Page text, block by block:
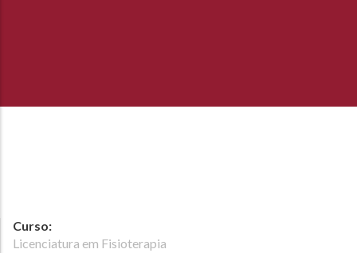
Curso:
Licenciatura em Fisioterapia